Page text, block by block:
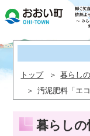
トップ 暮らし
汚泥肥料「エ
暮らしの